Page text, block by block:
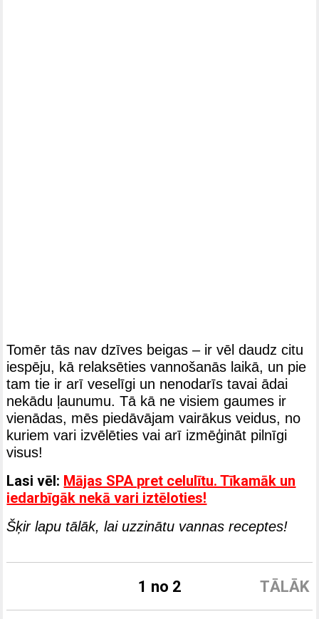
Tomēr tās nav dzīves beigas – ir vēl daudz citu
iespēju, kā relaksēties vannošanās laikā, un pie
tam tie ir arī veselīgi un nenodarīs tavai ādai
nekādu ļaunumu. Tā kā ne visiem gaumes ir
vienādas, mēs piedāvājam vairākus veidus, no
kuriem vari izvēlēties vai arī izmēģināt pilnīgi
visus!
Lasi vēl: Mājas SPA pret celulītu. Tīkamāk un
iedarbīgāk nekā vari iztēloties!
Šķir lapu tālāk, lai uzzinātu vannas receptes!
TĀLĀK
1 no 2